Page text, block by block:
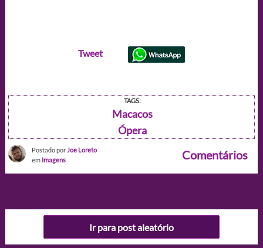
Tweet
TAGS:
Macacos
Ópera
Postado por Joe Loreto
em Imagens Comentários
Ir para post aleatório